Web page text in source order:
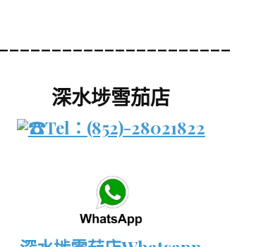
深水埗雪茄店
Tel：(852)-28021822